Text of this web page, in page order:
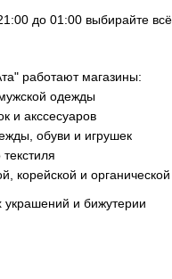
до 01:00 выбирайте
работают магазины:
одежды
и акссесуаров
обуви и игрушек
корейской и
украшений и бижутерии